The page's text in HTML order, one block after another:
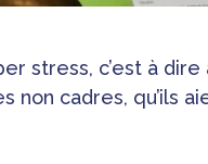
stress, c’est à dire
cadres, qu’ils